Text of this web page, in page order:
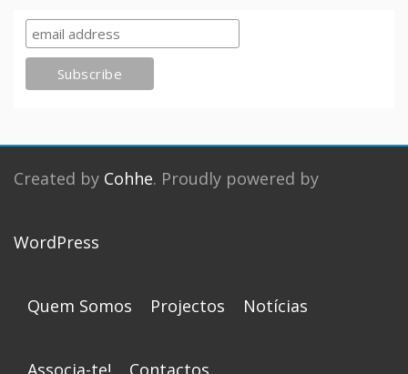
Created by Cohhe. Proudly powered by
WordPress
Quem Somos Projectos Notícias
Associa-te! Contactos